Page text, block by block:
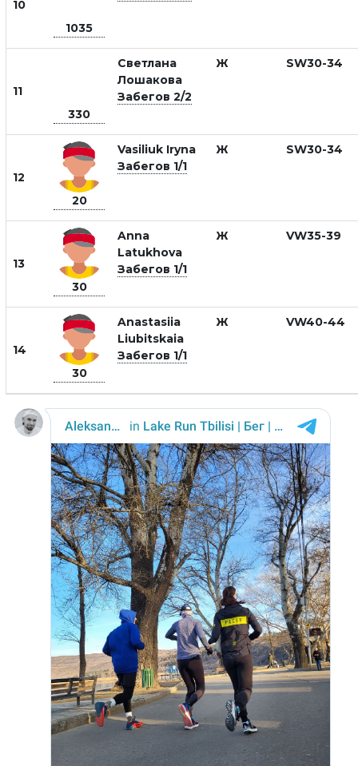
10
1035
11
330
Светлана
Лошакова
Забегов 2/2
Ж SW30-34
12
20
Vasiliuk Iryna
Забегов 1/1
Ж SW30-34
13
30
Anna
Latukhova
Забегов 1/1
Ж VW35-39
14
30
Anastasiia
Liubitskaia
Забегов 1/1
Ж VW40-44